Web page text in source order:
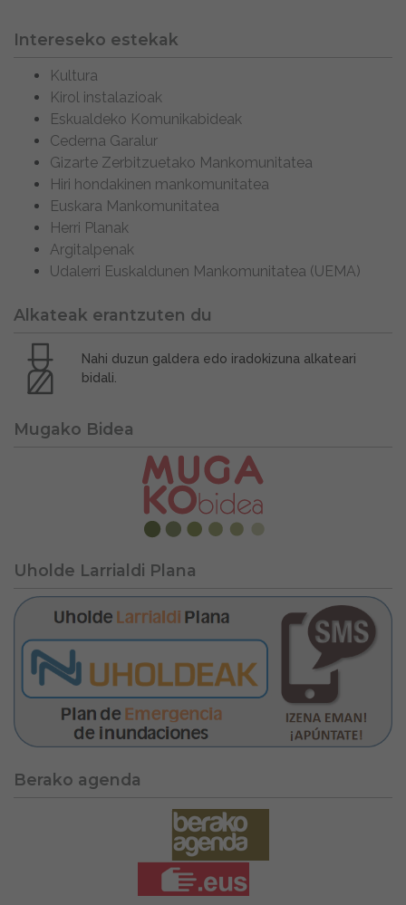
Intereseko estekak
Kultura
Kirol instalazioak
Eskualdeko Komunikabideak
Cederna Garalur
Gizarte Zerbitzuetako Mankomunitatea
Hiri hondakinen mankomunitatea
Euskara Mankomunitatea
Herri Planak
Argitalpenak
Udalerri Euskaldunen Mankomunitatea (UEMA)
Alkateak erantzuten du
Nahi duzun galdera edo iradokizuna alkateari
bidali.
Mugako Bidea
Uholde Larrialdi Plana
Berako agenda